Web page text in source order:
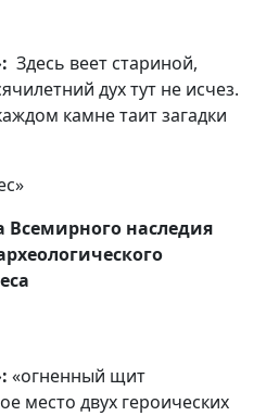
Здесь веет стариной,
дух тут не исчез.
камне таит загадки
Всемирного наследия
«огненный щит
место двух героических